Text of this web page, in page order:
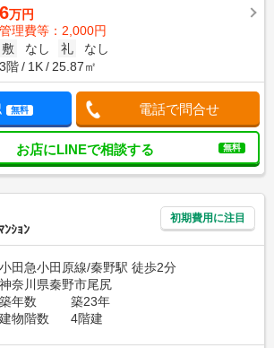
6万円
管理費等：2,000円
敷
なし 礼
なし
3階
1K 25.87㎡
無料 電話で問合せ
お店にLINEで相談する 無料
ﾝｼｮﾝ
初期費用に注目
小田急小田原線/秦野駅 徒歩2分
神奈川県秦野市尾尻
築年数
築23年
建物階数
4階建